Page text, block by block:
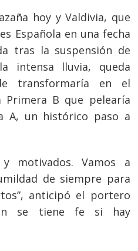
hoy y Valdivia, que
Española en una fecha
tras la suspensión de
intensa lluvia, queda
transformaría en el
Primera B que pelearía
A, un histórico paso a
y motivados. Vamos a
de siempre para
anticipó el portero
se tiene fe si hay